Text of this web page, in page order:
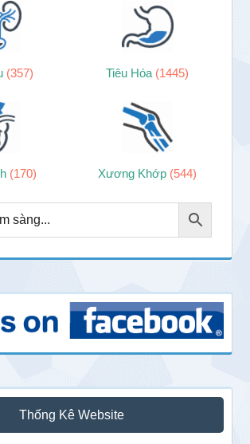
(357) Tiêu Hóa (1445)
(170) Xương Khớp (544)
Thống Kê Website